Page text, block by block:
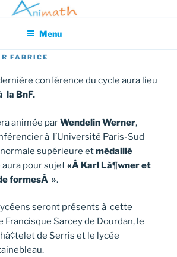
en Mathématiques
Menu
FABRICE
conférence du cycle aura lieu
la BnF.
animée parWendelin Werner,
à l’Université Paris-Sud
normale supérieure etmédaillé
aura pour sujet«Â Karl Là¶wner et
formesÂ ».
seront présents à cette
Francisque Sarcey de Dourdan, le
de Serris et le lycée